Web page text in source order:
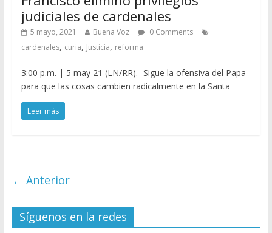
judiciales de cardenales
5 mayo, 2021 Buena Voz
0 Comments
cardenales, curia, Justicia, reforma
3:00 p.m. | 5 may 21 (LN/RR).- Sigue la ofensiva del Papa
para que las cosas cambien radicalmente en la Santa
Leer más
← Anterior
Síguenos en la redes